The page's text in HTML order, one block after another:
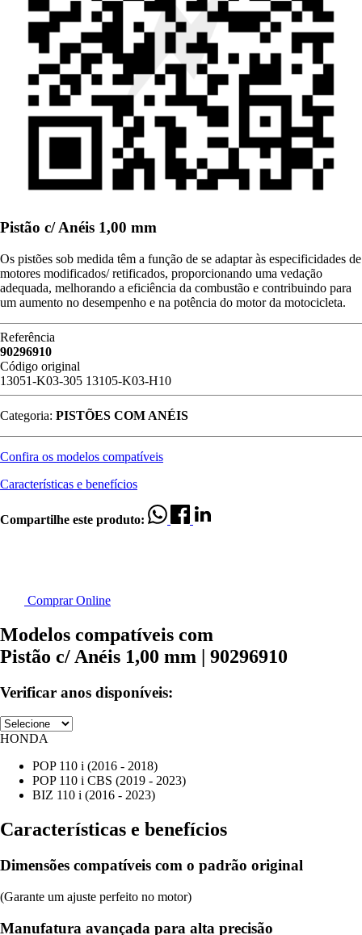
Pistão c/ Anéis 1,00 mm
Os pistões sob medida têm a função de se adaptar às especificidades de
motores modificados/ retificados, proporcionando uma vedação
adequada, melhorando a eficiência da combustão e contribuindo para
um aumento no desempenho e na potência do motor da motocicleta.
Referência
90296910
Código original
13051-K03-305 13105-K03-H10
Categoria: PISTÕES COM ANÉIS
Confira os modelos compatíveis
Características e benefícios
Compartilhe este produto:
Comprar Online
Modelos compatíveis com
Pistão c/ Anéis 1,00 mm | 90296910
Verificar anos disponíveis:
HONDA
POP 110 i (2016 - 2018)
POP 110 i CBS (2019 - 2023)
BIZ 110 i (2016 - 2023)
Características e benefícios
Dimensões compatíveis com o padrão original
(Garante um ajuste perfeito no motor)
Manufatura avançada para alta precisão